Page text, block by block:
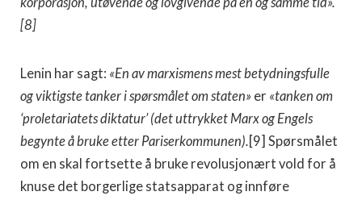
[8]
Lenin har sagt: «En av marxismens mest betydnings­fulle
og viktigste tanker i spørsmålet om staten» er «tanken om
‘proletariatets diktatur’ (det uttrykket Marx og Engels
begynte å bruke etter Pariserkommunen). [9] Spørsmålet
om en skal fortsette å bruke re­volusjonært vold for å
knuse det borgerlige statsappa­rat og innføre